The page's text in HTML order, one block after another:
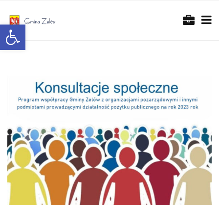
Otwórz pasek narzędzi